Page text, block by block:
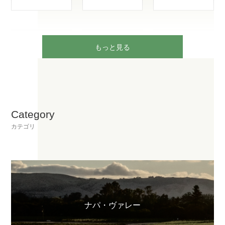
もっと見る
Category
カテゴリ
ナパ・ヴァレー